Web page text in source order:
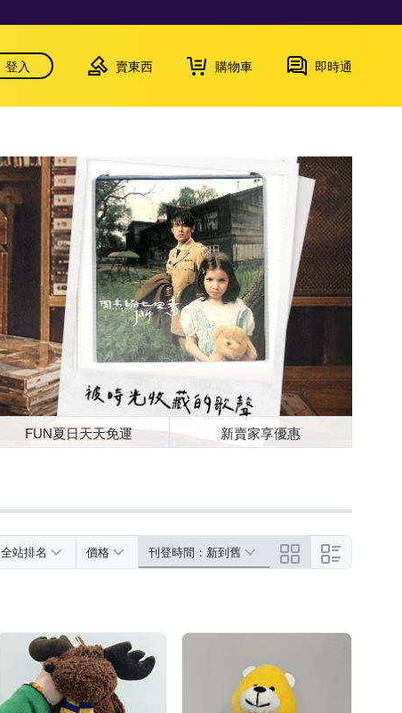
登入 賣東西 購物車 即時通
FUN夏日天天免運 新賣家享優惠
全站排名 價格 刊登時間：新到舊